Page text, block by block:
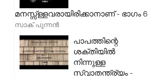
മനസ്സ്ള്ളവരായിരിക്കാനാണ് - ഭാഗം 6
സാക് പുന്നൻ
പാപത്തിന്റെ
ശക്തിയിൽ
നിന്നുള്ള
സ്വാതന്ത്ര്യം -